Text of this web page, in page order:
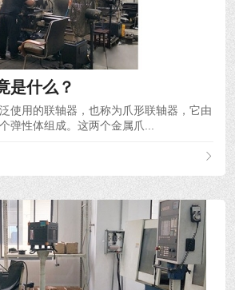
是什么？
使用的联轴器，也称为爪形联轴器，它由
弹性体组成。这两个金属爪...